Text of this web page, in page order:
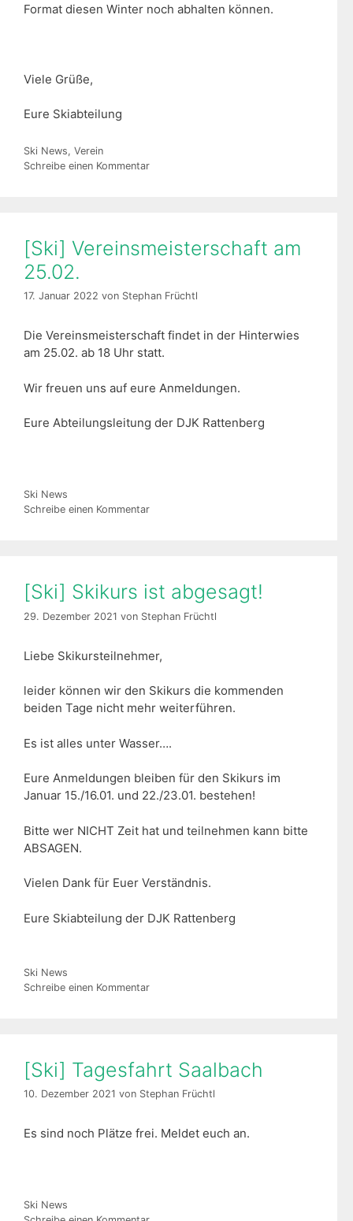
Format diesen Winter noch abhalten können.
Viele Grüße,
Eure Skiabteilung
Kategorien
Ski News, Verein
Schreibe einen Kommentar
[Ski] Vereinsmeisterschaft am
25.02.
17. Januar 2022 von Stephan Früchtl
Die Vereinsmeisterschaft findet in der Hinterwies
am 25.02. ab 18 Uhr statt.
Wir freuen uns auf eure Anmeldungen.
Eure Abteilungsleitung der DJK Rattenberg
Kategorien
Ski News
Schreibe einen Kommentar
[Ski] Skikurs ist abgesagt!
29. Dezember 2021 von Stephan Früchtl
Liebe Skikursteilnehmer,
leider können wir den Skikurs die kommenden
beiden Tage nicht mehr weiterführen.
Es ist alles unter Wasser….
Eure Anmeldungen bleiben für den Skikurs im
Januar 15./16.01. und 22./23.01. bestehen!
Bitte wer NICHT Zeit hat und teilnehmen kann bitte
ABSAGEN.
Vielen Dank für Euer Verständnis.
Eure Skiabteilung der DJK Rattenberg
Kategorien
Ski News
Schreibe einen Kommentar
[Ski] Tagesfahrt Saalbach
10. Dezember 2021 von Stephan Früchtl
Es sind noch Plätze frei. Meldet euch an.
Kategorien
Ski News